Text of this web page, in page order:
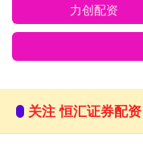
力创配资
关注 恒汇证券配资